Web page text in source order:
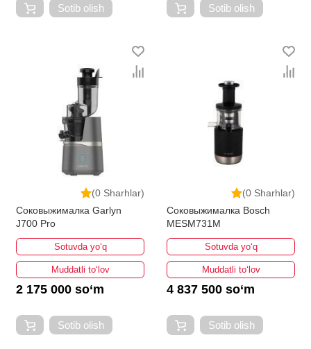
Sotib olish Sotib olish
(0 Sharhlar)
Соковыжималка Garlyn
J700 Pro
Sotuvda yo‘q
Muddatli to‘lov
2 175 000 so‘m
Sotib olish
(0 Sharhlar)
Соковыжималка Bosch
MESM731M
Sotuvda yo‘q
Muddatli to‘lov
4 837 500 so‘m
Sotib olish